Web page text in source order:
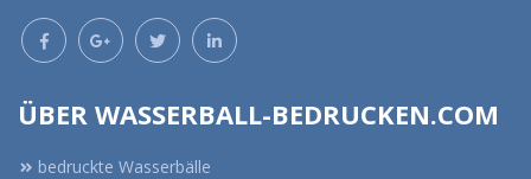
ÜBER WASSERBALL-BEDRUCKEN.COM
bedruckte Wasserbälle